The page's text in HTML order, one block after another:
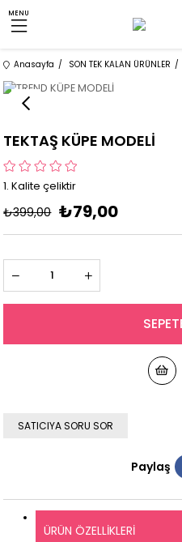
MENU
Anasayfa SON TEK KALAN ÜRÜNLER
TEKTAŞ KÜPE MODELİ
1. Kalite çeliktir
₺399,00 ₺79,00
SATICIYA SORU SOR
Paylaş
ÜRÜN ÖZELLIKLERI